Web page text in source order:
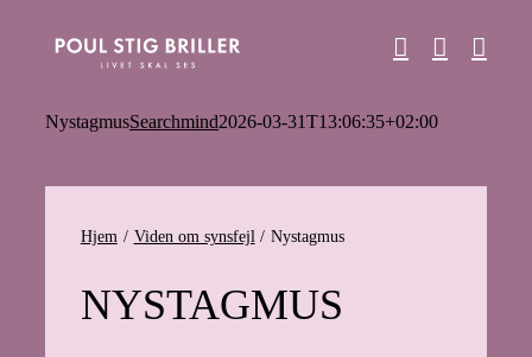
NystagmusSearchmind2026-03-31T13:06:35+02:00
Hjem Viden om synsfejl Nystagmus
NYSTAGMUS